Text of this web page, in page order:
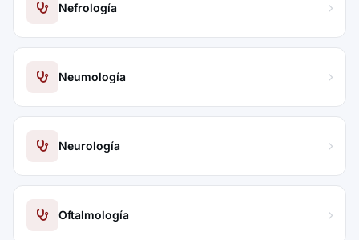
Nefrología
Neumología
Neurología
Oftalmología